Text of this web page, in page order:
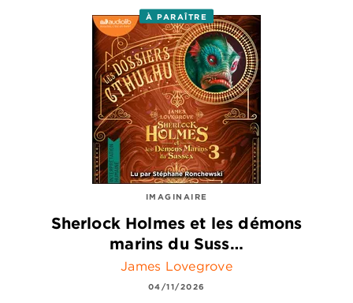
À PARAÎTRE
IMAGINAIRE
Sherlock Holmes et les démons
marins du Suss…
James Lovegrove
04/11/2026